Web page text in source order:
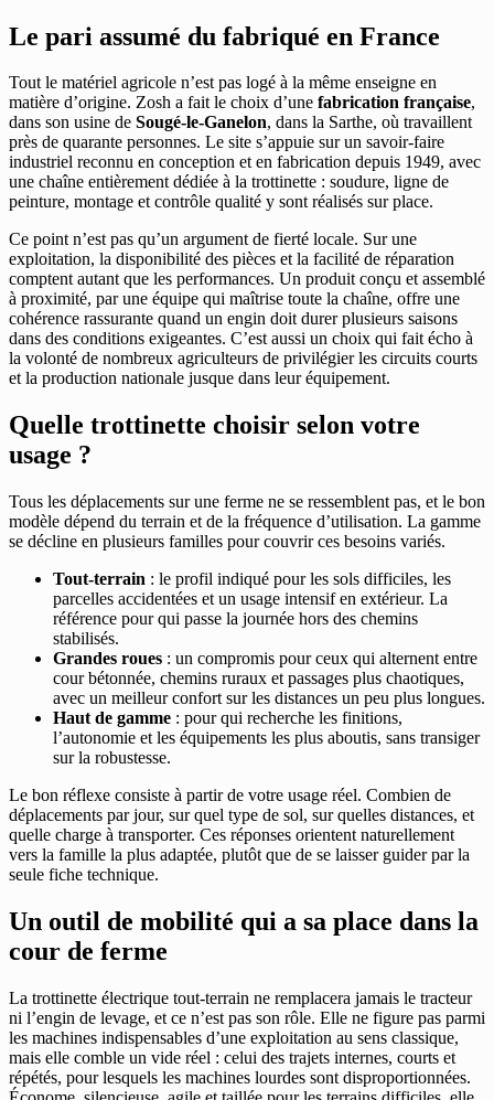
Le pari assumé du fabriqué en France
Tout le matériel agricole n’est pas logé à la même enseigne en
matière d’origine. Zosh a fait le choix d’une fabrication française,
dans son usine de Sougé-le-Ganelon, dans la Sarthe, où travaillent
près de quarante personnes. Le site s’appuie sur un savoir-faire
industriel reconnu en conception et en fabrication depuis 1949, avec
une chaîne entièrement dédiée à la trottinette : soudure, ligne de
peinture, montage et contrôle qualité y sont réalisés sur place.
Ce point n’est pas qu’un argument de fierté locale. Sur une
exploitation, la disponibilité des pièces et la facilité de réparation
comptent autant que les performances. Un produit conçu et assemblé
à proximité, par une équipe qui maîtrise toute la chaîne, offre une
cohérence rassurante quand un engin doit durer plusieurs saisons
dans des conditions exigeantes. C’est aussi un choix qui fait écho à
la volonté de nombreux agriculteurs de privilégier les circuits courts
et la production nationale jusque dans leur équipement.
Quelle trottinette choisir selon votre
usage ?
Tous les déplacements sur une ferme ne se ressemblent pas, et le bon
modèle dépend du terrain et de la fréquence d’utilisation. La gamme
se décline en plusieurs familles pour couvrir ces besoins variés.
Tout-terrain : le profil indiqué pour les sols difficiles, les
parcelles accidentées et un usage intensif en extérieur. La
référence pour qui passe la journée hors des chemins
stabilisés.
Grandes roues : un compromis pour ceux qui alternent entre
cour bétonnée, chemins ruraux et passages plus chaotiques,
avec un meilleur confort sur les distances un peu plus longues.
Haut de gamme : pour qui recherche les finitions,
l’autonomie et les équipements les plus aboutis, sans transiger
sur la robustesse.
Le bon réflexe consiste à partir de votre usage réel. Combien de
déplacements par jour, sur quel type de sol, sur quelles distances, et
quelle charge à transporter. Ces réponses orientent naturellement
vers la famille la plus adaptée, plutôt que de se laisser guider par la
seule fiche technique.
Un outil de mobilité qui a sa place dans la
cour de ferme
La trottinette électrique tout-terrain ne remplacera jamais le tracteur
ni l’engin de levage, et ce n’est pas son rôle. Elle ne figure pas parmi
les machines indispensables d’une exploitation au sens classique,
mais elle comble un vide réel : celui des trajets internes, courts et
répétés, pour lesquels les machines lourdes sont disproportionnées.